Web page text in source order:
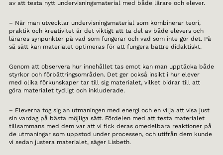
av att testa nytt undervisningsmaterial med både lärare och elever.
– När man utvecklar undervisningsmaterial som kombinerar teori,
praktik och kreativitet är det viktigt att ta del av både elevers och
lärares synpunkter på vad som fungerar och vad som inte gör det. På
så sätt kan materialet optimeras för att fungera bättre didaktiskt.
Genom att observera hur innehållet tas emot kan man upptäcka både
styrkor och förbättringsområden. Det ger också insikt i hur elever
med olika förkunskaper tar till sig materialet, vilket bidrar till att
göra materialet tydligt och inkluderade.
– Eleverna tog sig an utmaningen med energi och en vilja att visa just
sin vardag på bästa möjliga sätt. Fördelen med att testa materialet
tillsammans med dem var att vi fick deras omedelbara reaktioner på
de utmaningar som uppstod under processen, och utifrån dem kunde
vi sedan justera materialet, säger Lisbeth.